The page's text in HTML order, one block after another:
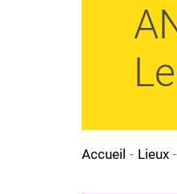
Accueil Lieux